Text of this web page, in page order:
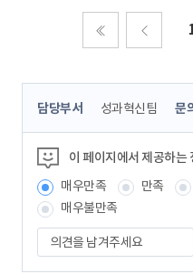
콘
츠
정
보
책
임
자
담당부서 성과혁신팀 문
이 페이지에서 제공하는
매우만족
만족
매우불만족
의
견
을